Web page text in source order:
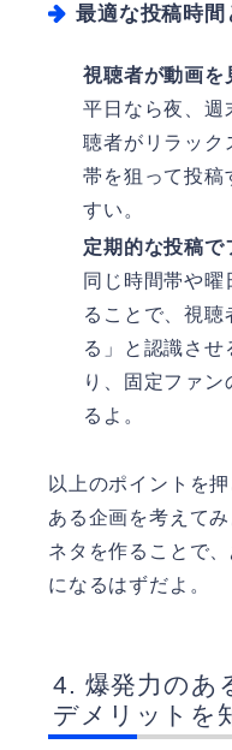
最適な投稿時間
視聴者が動画を
平日なら夜、週
聴者がリラック
帯を狙って投稿
すい。
定期的な投稿で
同じ時間帯や曜
ることで、視
る」と認識させ
り、固定ファ
るよ。
以上のポイントを
ある企画を考えて
ネタを作ることで
になるはずだよ。
爆発力のあ
デメリットを